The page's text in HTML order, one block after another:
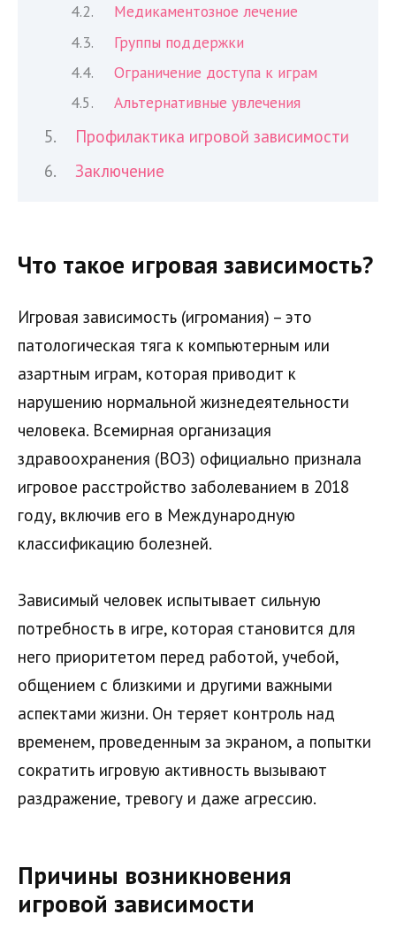
Медикаментозное лечение
Группы поддержки
Ограничение доступа к играм
Альтернативные увлечения
Профилактика игровой зависимости
Заключение
Что такое игровая зависимость?
Игровая зависимость (игромания) – это
патологическая тяга к компьютерным или
азартным играм, которая приводит к
нарушению нормальной жизнедеятельности
человека. Всемирная организация
здравоохранения (ВОЗ) официально признала
игровое расстройство заболеванием в 2018
году, включив его в Международную
классификацию болезней.
Зависимый человек испытывает сильную
потребность в игре, которая становится для
него приоритетом перед работой, учебой,
общением с близкими и другими важными
аспектами жизни. Он теряет контроль над
временем, проведенным за экраном, а попытки
сократить игровую активность вызывают
раздражение, тревогу и даже агрессию.
Причины возникновения
игровой зависимости